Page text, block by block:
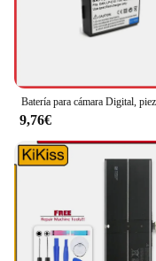
9,76€